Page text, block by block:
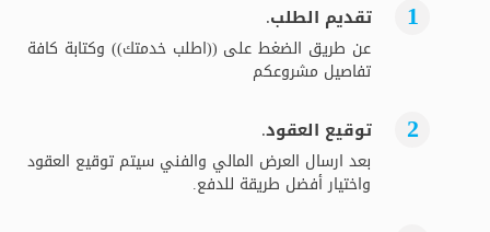
تقديم الطلب.
عن طريق الضغط على ((اطلب خدمتك)) وكتابة كافة
تفاصيل مشروعكم
توقيع العقود.
بعد ارسال العرض المالي والفني سيتم توقيع العقود
واختيار أفضل طريقة للدفع.